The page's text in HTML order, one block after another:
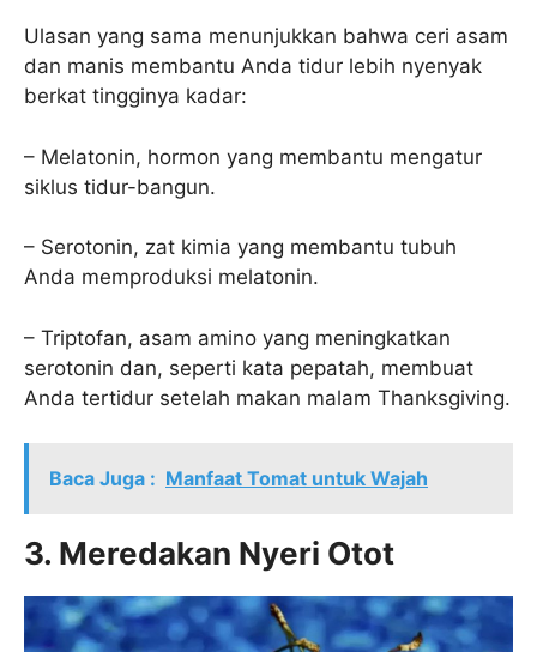
Ulasan yang sama menunjukkan bahwa ceri asam
dan manis membantu Anda tidur lebih nyenyak
berkat tingginya kadar:
– Melatonin, hormon yang membantu mengatur
siklus tidur-bangun.
– Serotonin, zat kimia yang membantu tubuh
Anda memproduksi melatonin.
– Triptofan, asam amino yang meningkatkan
serotonin dan, seperti kata pepatah, membuat
Anda tertidur setelah makan malam Thanksgiving.
Baca Juga : Manfaat Tomat untuk Wajah
3. Meredakan Nyeri Otot